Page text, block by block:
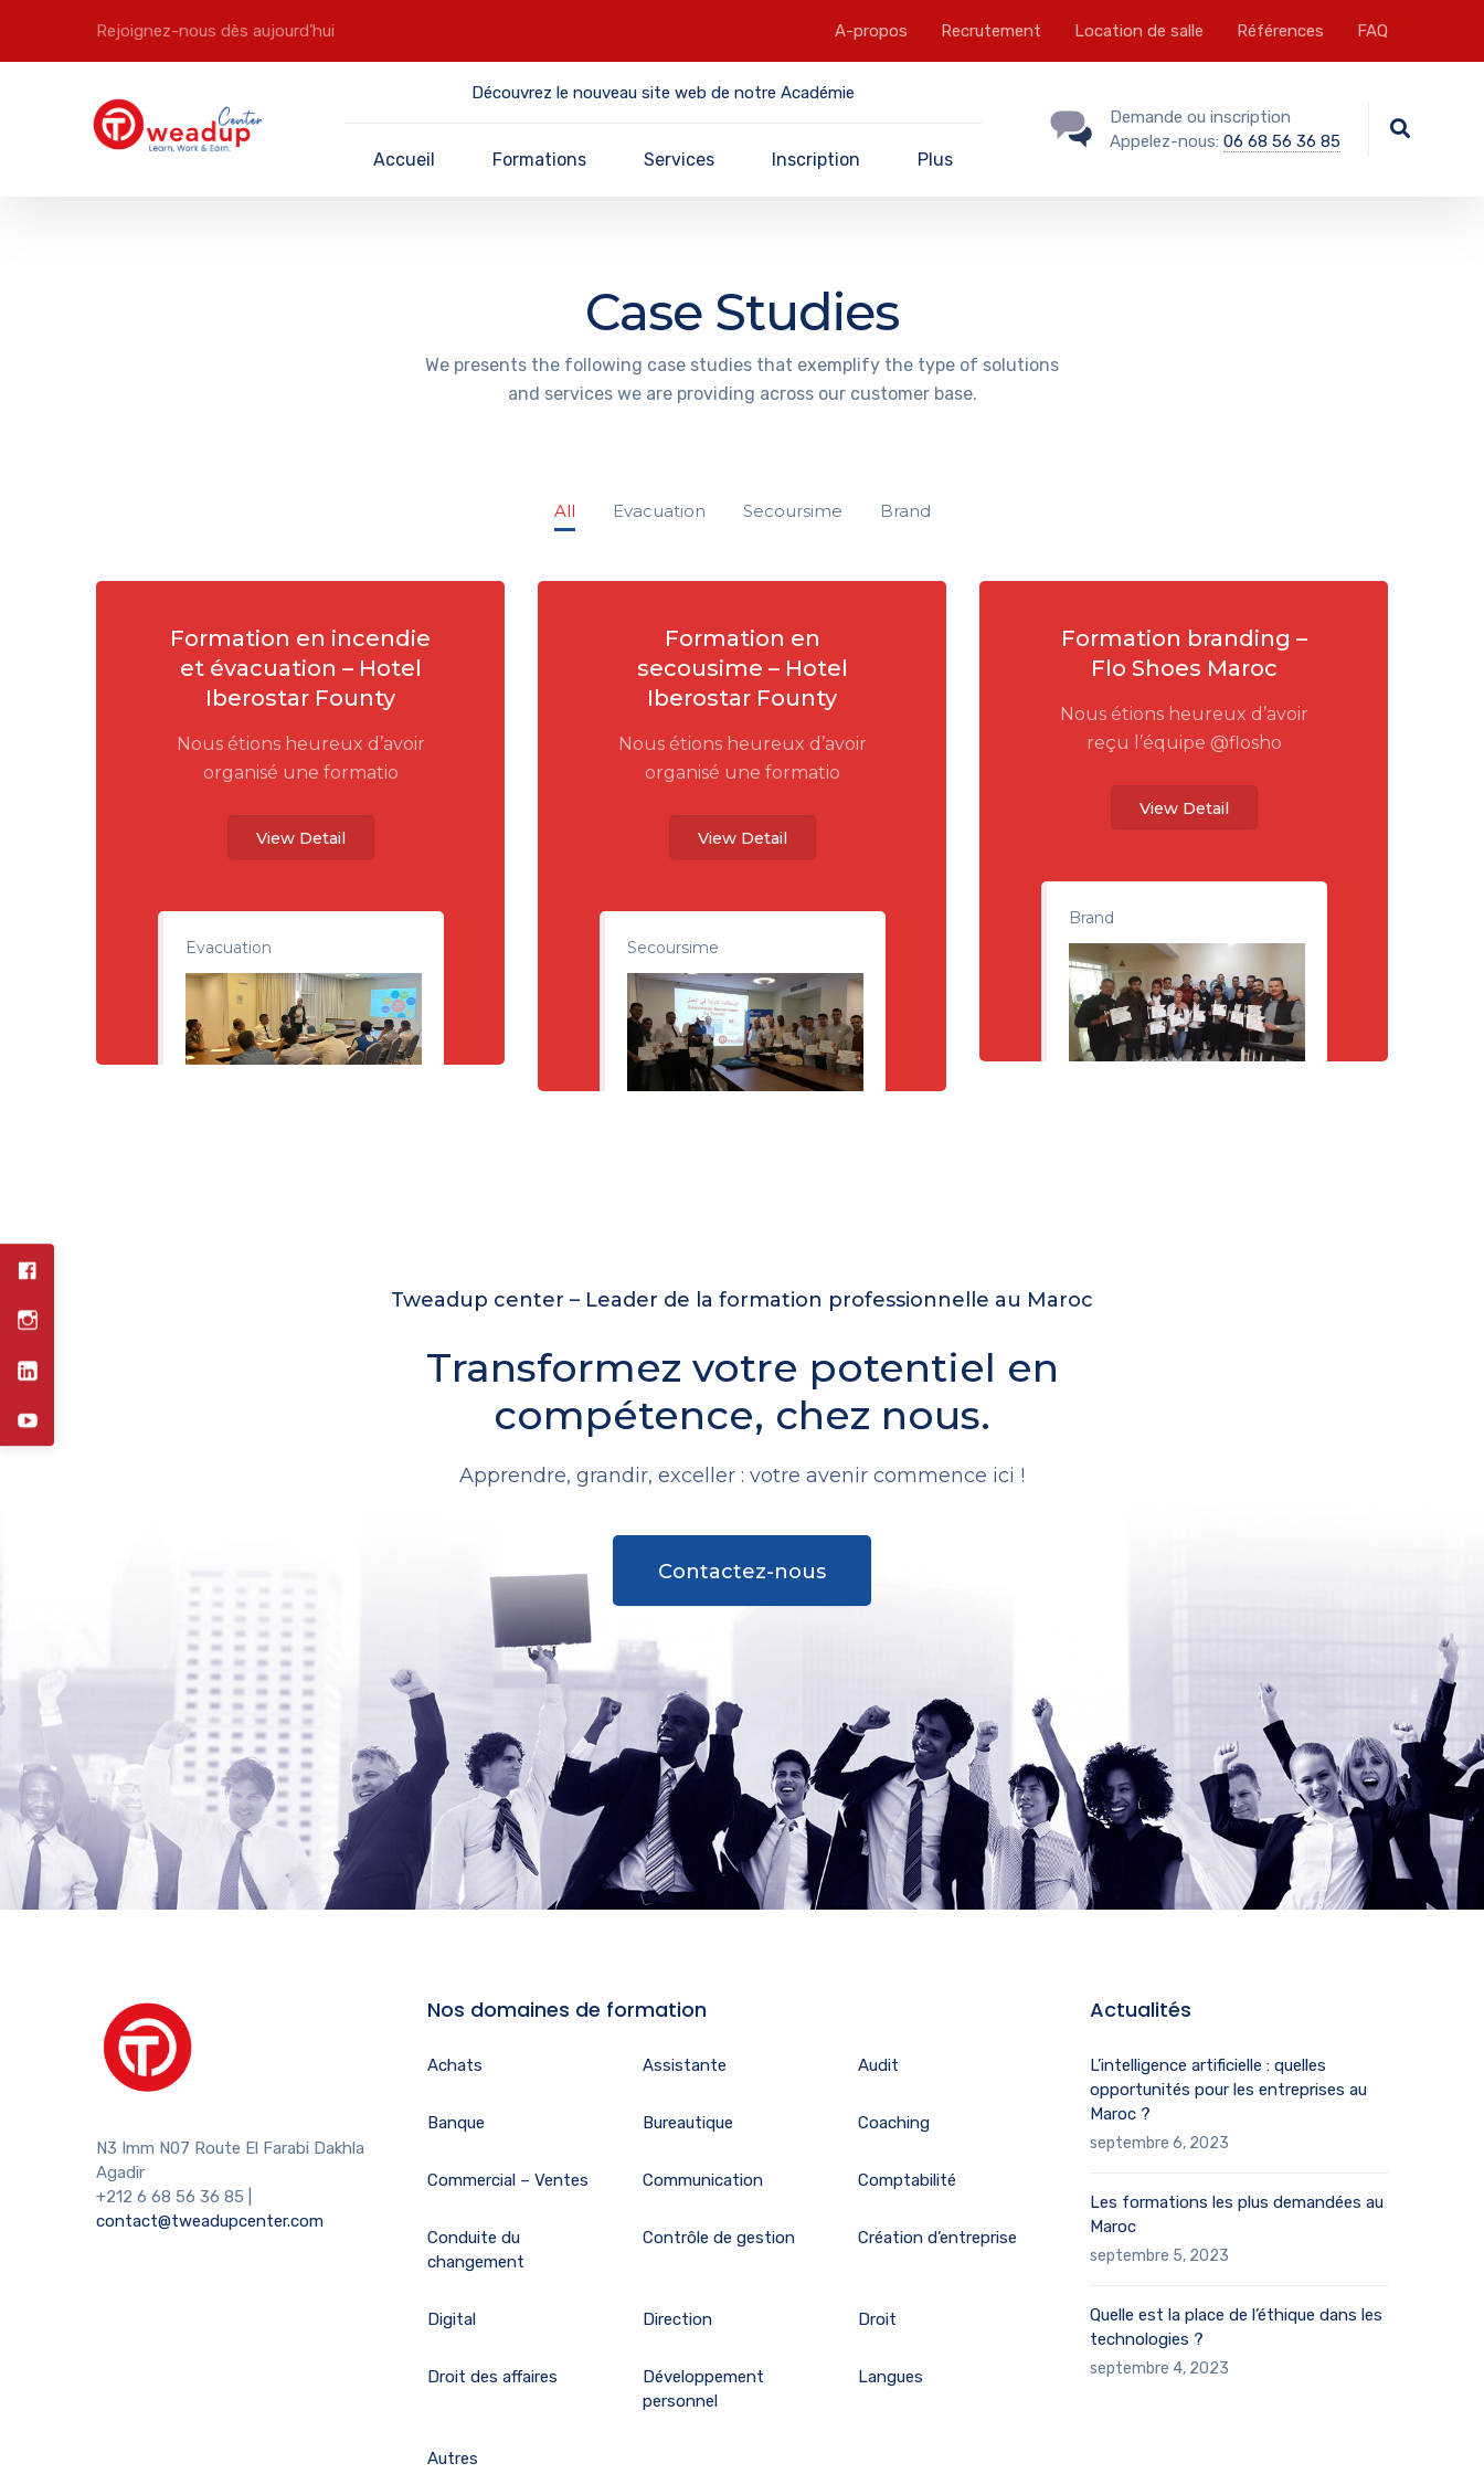
Rejoignez-nous dès aujourd’hui A-propos Recrutement Location de salle Références FAQ
Découvrez le nouveau site web de notre Académie
Accueil Formations Services Inscription Plus
Demande ou inscription
Appelez-nous: 06 68 56 36 85
Case Studies
We presents the following case studies that exemplify the type of solutions
and services we are providing across our customer base.
All Evacuation Secoursime Brand
Evacuation
Formation en incendie
et évacuation – Hotel
Iberostar Founty
Nous étions heureux d’avoir
organisé une formatio
View Detail
Secoursime
Formation en
secousime – Hotel
Iberostar Founty
Nous étions heureux d’avoir
organisé une formatio
View Detail
Brand
Formation branding –
Flo Shoes Maroc
Nous étions heureux d’avoir
reçu l’équipe @flosho
View Detail
Tweadup center – Leader de la formation professionnelle au Maroc
Transformez votre potentiel en
compétence, chez nous.
Apprendre, grandir, exceller : votre avenir commence ici !
Contactez-nous
N3 Imm N07 Route El Farabi Dakhla
Agadir
+212 6 68 56 36 85
contact@tweadupcenter.com
Nos domaines de formation
Achats Assistante Audit
Banque Bureautique Coaching
Commercial – Ventes Communication Comptabilité
Conduite du
changement
Contrôle de gestion Création d’entreprise
Digital Direction Droit
Droit des affaires
Développement
personnel
Langues
Autres
Actualités
L’intelligence artificielle : quelles
opportunités pour les entreprises au
Maroc ?
septembre 6, 2023
Les formations les plus demandées au
Maroc
septembre 5, 2023
Quelle est la place de l’éthique dans les
technologies ?
septembre 4, 2023